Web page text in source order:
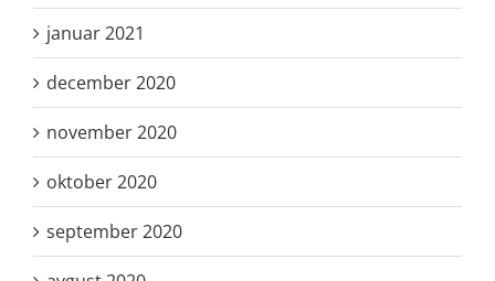
januar 2021
december 2020
november 2020
oktober 2020
september 2020